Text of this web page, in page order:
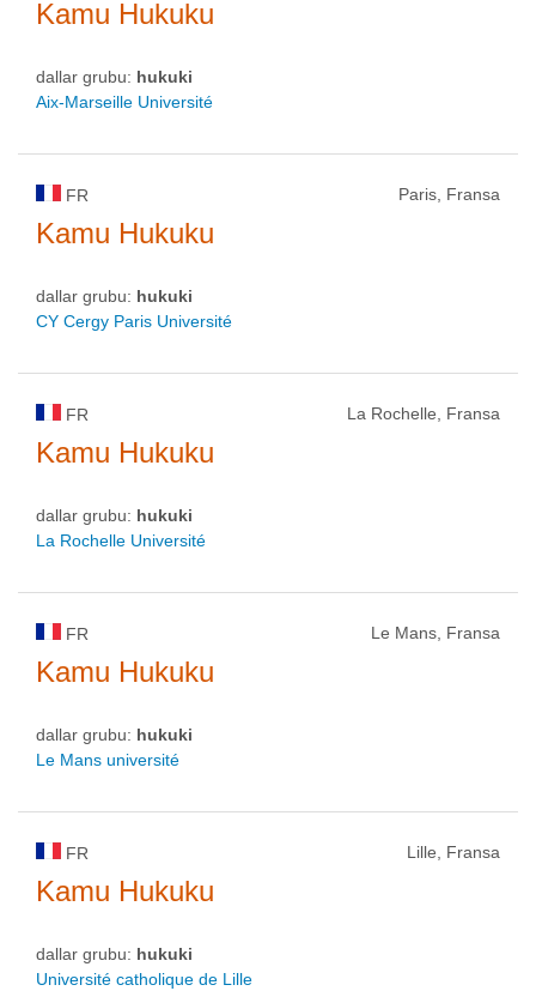
Kamu Hukuku
dallar grubu: hukuki
Aix-Marseille Université
FR Paris, Fransa
Kamu Hukuku
dallar grubu: hukuki
CY Cergy Paris Université
FR La Rochelle, Fransa
Kamu Hukuku
dallar grubu: hukuki
La Rochelle Université
FR Le Mans, Fransa
Kamu Hukuku
dallar grubu: hukuki
Le Mans université
FR Lille, Fransa
Kamu Hukuku
dallar grubu: hukuki
Université catholique de Lille